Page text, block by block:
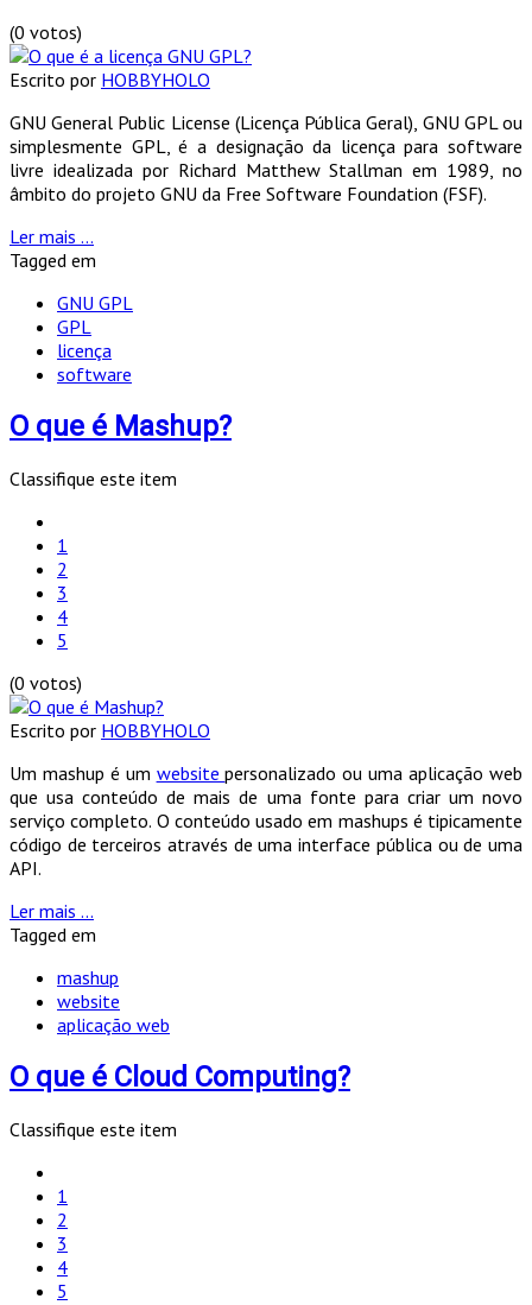
(0 votos)
Escrito por HOBBYHOLO
GNU General Public License (Licença Pública Geral), GNU GPL ou
simplesmente GPL, é a designação da licença para software
livre idealizada por Richard Matthew Stallman em 1989, no
âmbito do projeto GNU da Free Software Foundation (FSF).
Ler mais ...
Tagged em
GNU GPL
GPL
licença
software
O que é Mashup?
Classifique este item
1
2
3
4
5
(0 votos)
Escrito por HOBBYHOLO
Um mashup é um websitepersonalizado ou uma aplicação web
que usa conteúdo de mais de uma fonte para criar um novo
serviço completo. O conteúdo usado em mashups é tipicamente
código de terceiros através de uma interface pública ou de uma
API.
Ler mais ...
Tagged em
mashup
website
aplicação web
O que é Cloud Computing?
Classifique este item
1
2
3
4
5